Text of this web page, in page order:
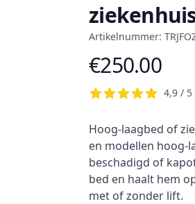
Artikelnummer:
Product information
€250.00
4,9 /
Short description
Hoog-laagbed of
en modellen hoog-
beschadigd of
bed en haalt hem
met of zonder lift.